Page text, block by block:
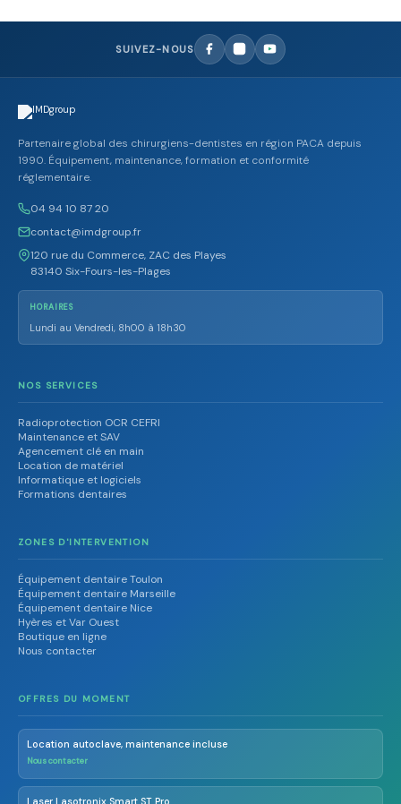
SUIVEZ-NOUS
Partenaire global des chirurgiens-dentistes en région PACA depuis
1990. Équipement, maintenance, formation et conformité
réglementaire.
04 94 10 87 20
contact@imdgroup.fr
120 rue du Commerce, ZAC des Playes
83140 Six-Fours-les-Plages
HORAIRES
Lundi au Vendredi, 8h00 à 18h30
NOS SERVICES
Radioprotection OCR CEFRI
Maintenance et SAV
Agencement clé en main
Location de matériel
Informatique et logiciels
Formations dentaires
ZONES D'INTERVENTION
Équipement dentaire Toulon
Équipement dentaire Marseille
Équipement dentaire Nice
Hyères et Var Ouest
Boutique en ligne
Nous contacter
OFFRES DU MOMENT
Location autoclave, maintenance incluse
Nous contacter
Laser Lasotronix Smart ST Pro